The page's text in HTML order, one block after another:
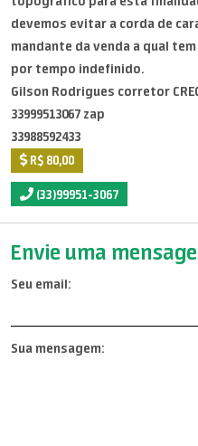
devemos evitar a corda de
mandante da venda a qual
por tempo indefinido.
Gilson Rodrigues corretor
33999513067 zap
33988592433
R$ 80,00
(33)99951-3067
Envie uma
Seu email:
Sua mensagem: